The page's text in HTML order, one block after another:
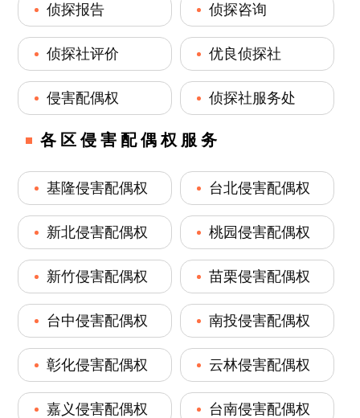
侦探报告 侦探咨询
侦探社评价 优良侦探社
侵害配偶权 侦探社服务处
各区侵害配偶权服务
基隆侵害配偶权 台北侵害配偶权
新北侵害配偶权 桃园侵害配偶权
新竹侵害配偶权 苗栗侵害配偶权
台中侵害配偶权 南投侵害配偶权
彰化侵害配偶权 云林侵害配偶权
嘉义侵害配偶权 台南侵害配偶权